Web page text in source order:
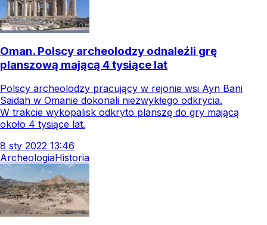
Oman. Polscy archeolodzy odnaleźli grę
planszową mającą 4 tysiące lat
Polscy archeolodzy pracujący w rejonie wsi Ayn Bani
Saidah w Omanie dokonali niezwykłego odkrycia.
W trakcie wykopalisk odkryto planszę do gry mającą
około 4 tysiące lat.
8 sty 2022 13:46
ArcheologiaHistoria